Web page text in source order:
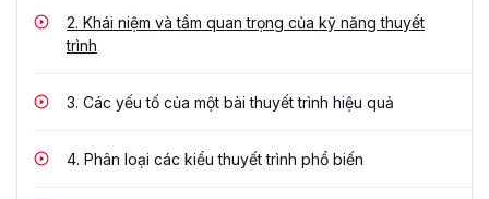
2. Khái niệm và tầm quan trọng của kỹ năng thuyết
trình
3. Các yếu tố của một bài thuyết trình hiệu quả
4. Phân loại các kiểu thuyết trình phổ biến